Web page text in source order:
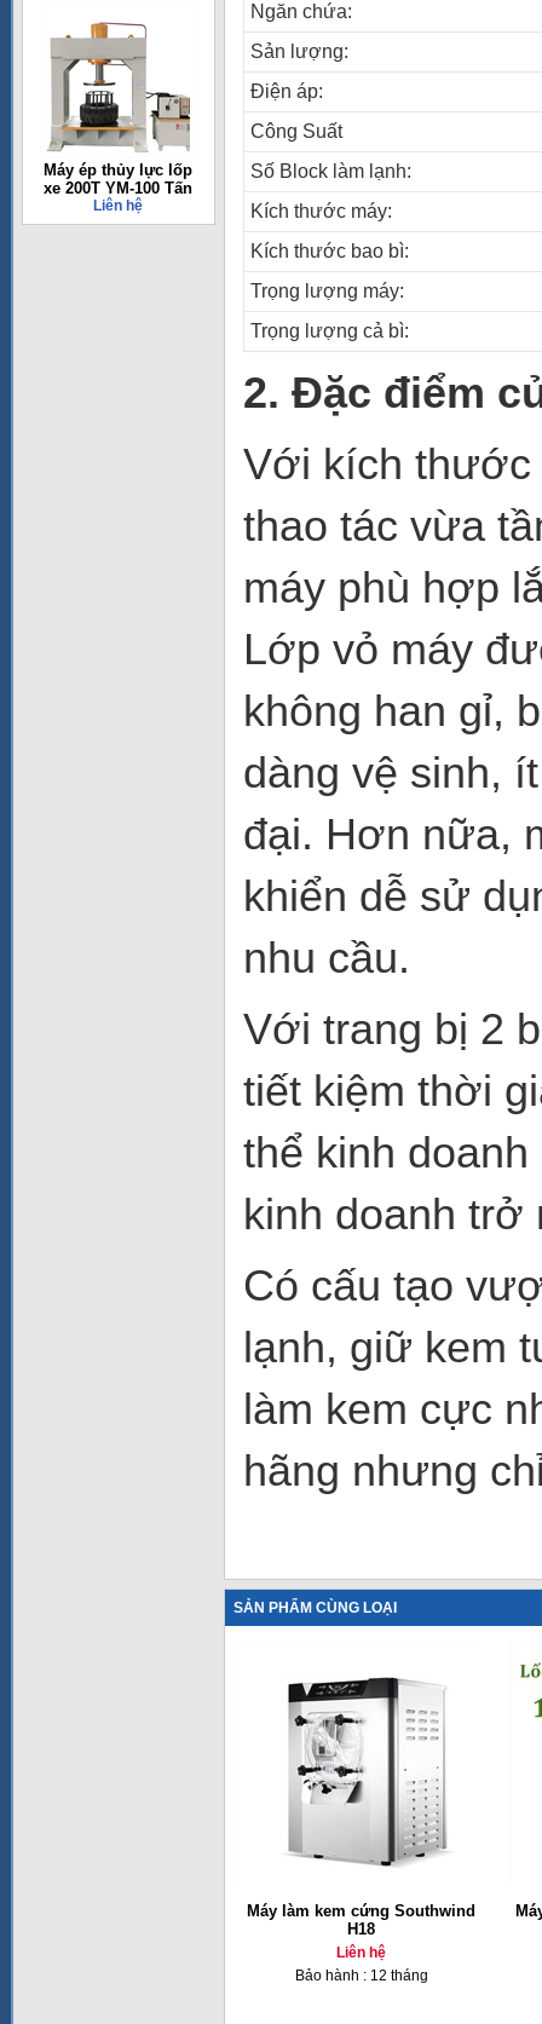
Máy ép thủy lực lốp
xe 200T YM-100 Tấn
Liên hệ
Ngăn chứa:
Sản lượng:
Điện áp:
Công Suất
Số Block làm lạnh:
Kích thước máy:
Kích thước bao bì:
Trọng lượng máy:
Trọng lượng cả bì:
2. Đặc điểm
Với kích thước
thao tác vừa
máy phù hợp
Lớp vỏ máy
không han gỉ,
dàng vệ sinh,
đại. Hơn nữa,
khiển dễ sử
nhu cầu.
Với trang bị 2
tiết kiệm thời
thể kinh
kinh doanh trở
Có cấu tạo
lạnh, giữ kem
làm kem cực
hãng nhưng
SẢN PHẨM CÙNG LOẠI
Máy làm kem cứng Southwind
H18
Liên hệ
Bảo hành : 12 tháng